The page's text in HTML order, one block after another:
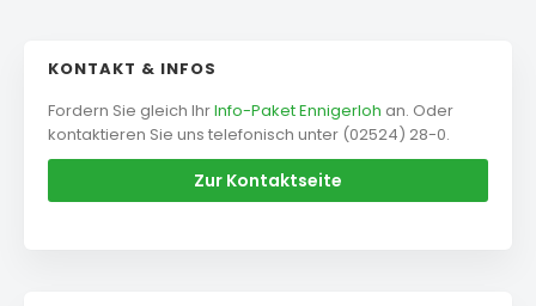
KONTAKT & INFOS
Fordern Sie gleich IhrInfo-Paket Ennigerloh an. Oder
kontaktieren Sie uns telefonisch unter (02524) 28-0.
Zur Kontaktseite